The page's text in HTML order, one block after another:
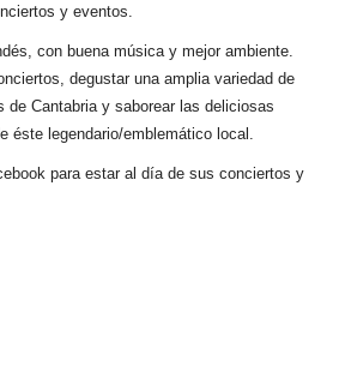
y eventos.
con buena música y mejor ambiente.
degustar una amplia variedad de
de Cantabria y saborear las deliciosas
éste legendario/emblemático local.
para estar al día de sus conciertos y